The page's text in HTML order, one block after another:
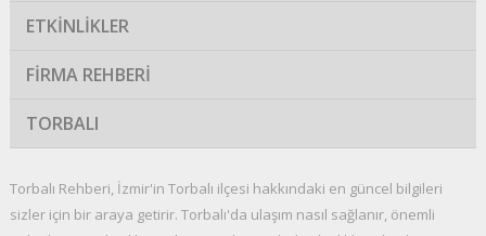
ETKINLIKLER
FIRMA REHBERI
TORBALI
Torbalı Rehberi, İzmir'in Torbalı ilçesi hakkındaki en güncel bilgileri
sizler için bir araya getirir. Torbalı'da ulaşım nasıl sağlanır, önemli